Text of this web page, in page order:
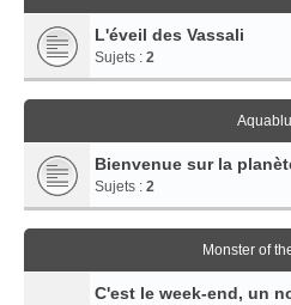
L'éveil des Vassali
Sujets : 2
Bienvenue sur la
Sujets : 2
Monster of
C'est le week-end, un